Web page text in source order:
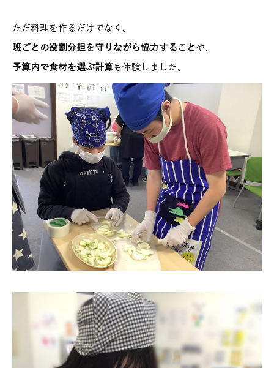
ただ料理を作るだけでなく、
班ごとの役割分担を守りながら協力することや、
予算内で食材を選ぶ計算も体験しました。